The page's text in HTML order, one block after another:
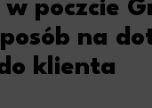
poczcie
na
klienta